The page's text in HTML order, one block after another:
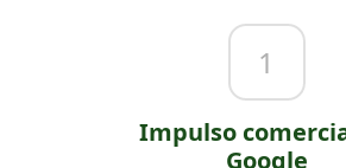
1
Impulso
Google